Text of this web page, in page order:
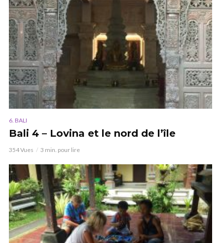
6. BALI
Bali 4 – Lovina et le nord de l’île
354 Vues 3 min. pour lire